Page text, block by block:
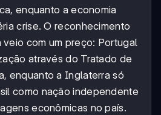
enquanto a economia
crise. O reconhecimento
com um preço: Portugal
através do Tratado de
enquanto a Inglaterra só
como nação independente
econômicas no país.